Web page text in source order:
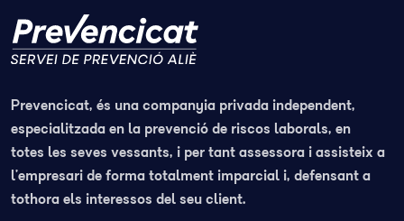
Prevencicat, és una companyia privada independent,
especialitzada en la prevenció de riscos laborals, en
totes les seves vessants, i per tant assessora i assisteix a
l’empresari de forma totalment imparcial i, defensant a
tothora els interessos del seu client.